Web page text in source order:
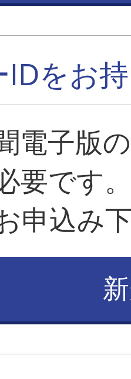
IDをお
電子版
要です
申込み